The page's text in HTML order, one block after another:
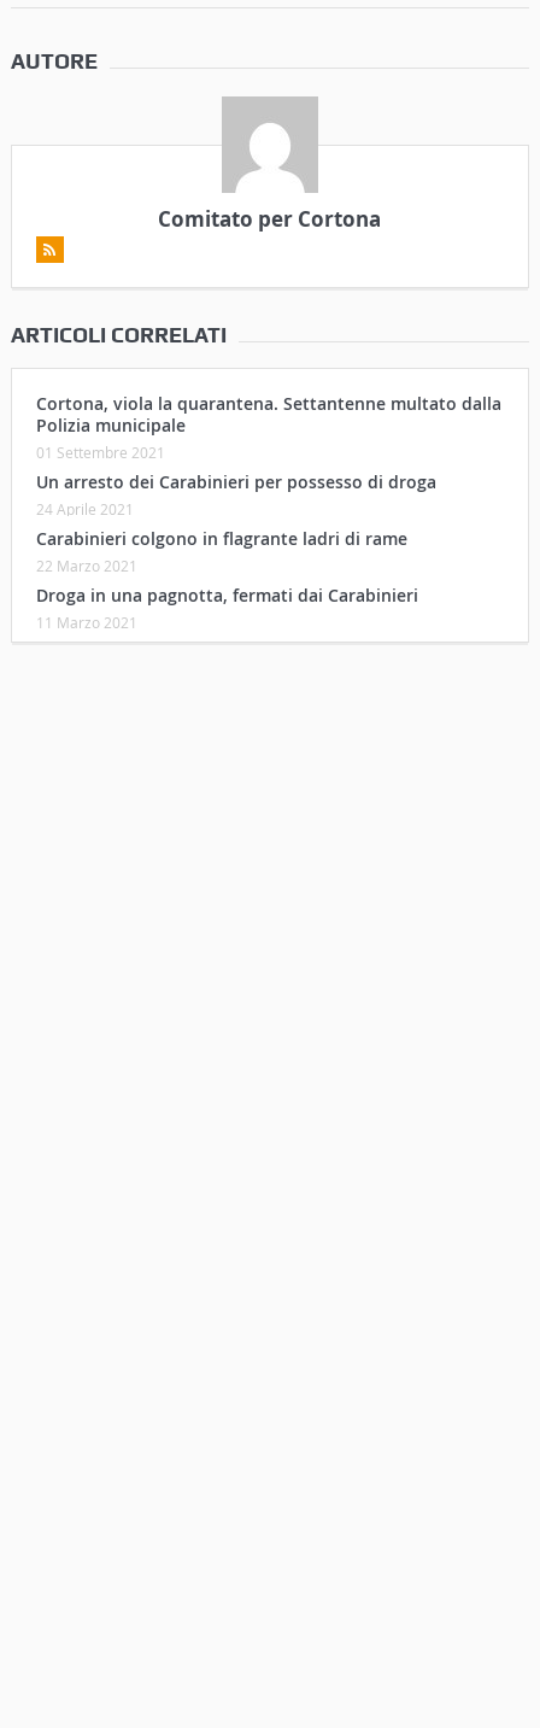
AUTORE
Comitato per Cortona
ARTICOLI CORRELATI
Cortona, viola la quarantena. Settantenne multato dalla
Polizia municipale
01 Settembre 2021
Un arresto dei Carabinieri per possesso di droga
24 Aprile 2021
Carabinieri colgono in flagrante ladri di rame
22 Marzo 2021
Droga in una pagnotta, fermati dai Carabinieri
11 Marzo 2021